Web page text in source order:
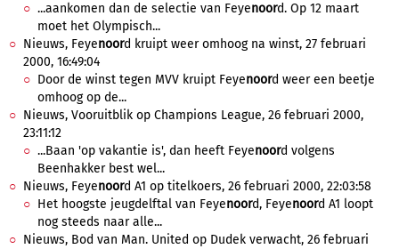
...aankomen dan de selectie van Feyenoord. Op 12 maart
moet het Olympisch...
Nieuws, Feyenoord kruipt weer omhoog na winst, 27 februari
2000, 16:49:04
Door de winst tegen MVV kruipt Feyenoord weer een beetje
omhoog op de...
Nieuws, Vooruitblik op Champions League, 26 februari 2000,
23:11:12
...Baan 'op vakantie is', dan heeft Feyenoord volgens
Beenhakker best wel...
Nieuws, Feyenoord A1 op titelkoers, 26 februari 2000, 22:03:58
Het hoogste jeugdelftal van Feyenoord, Feyenoord A1 loopt
nog steeds naar alle...
Nieuws, Bod van Man. United op Dudek verwacht, 26 februari